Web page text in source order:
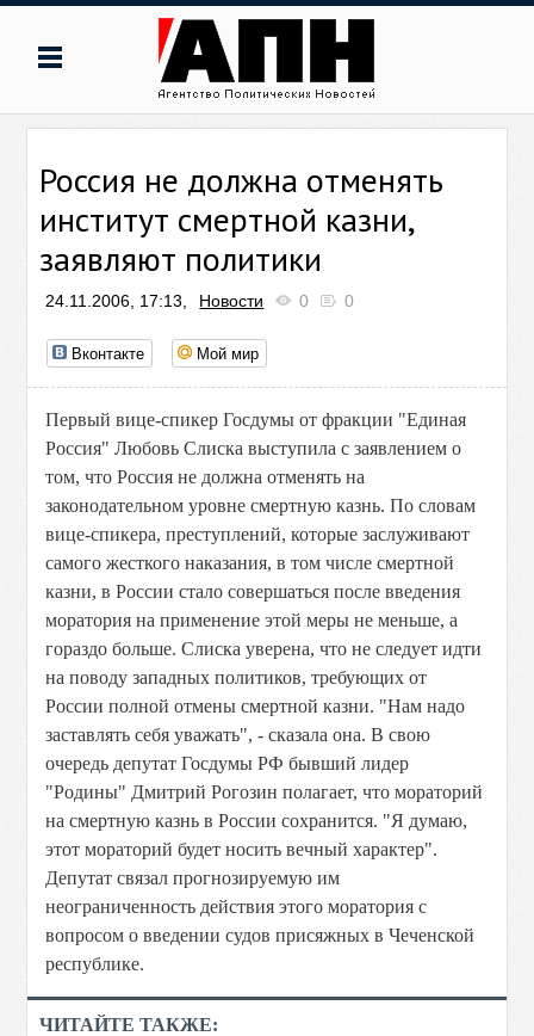
Россия не должна отменять
институт смертной казни,
заявляют политики
24.11.2006, 17:13, Новости 0 0
Вконтакте Мой мир
Первый вице-спикер Госдумы от фракции "Единая
Россия" Любовь Слиска выступила с заявлением о
том, что Россия не должна отменять на
законодательном уровне смертную казнь. По словам
вице-спикера, преступлений, которые заслуживают
самого жесткого наказания, в том числе смертной
казни, в России стало совершаться после введения
моратория на применение этой меры не меньше, а
гораздо больше. Слиска уверена, что не следует идти
на поводу западных политиков, требующих от
России полной отмены смертной казни. "Нам надо
заставлять себя уважать", - сказала она. В свою
очередь депутат Госдумы РФ бывший лидер
"Родины" Дмитрий Рогозин полагает, что мораторий
на смертную казнь в России сохранится. "Я думаю,
этот мораторий будет носить вечный характер".
Депутат связал прогнозируемую им
неограниченность действия этого моратория с
вопросом о введении судов присяжных в Чеченской
республике.
ЧИТАЙТЕ ТАКЖЕ: